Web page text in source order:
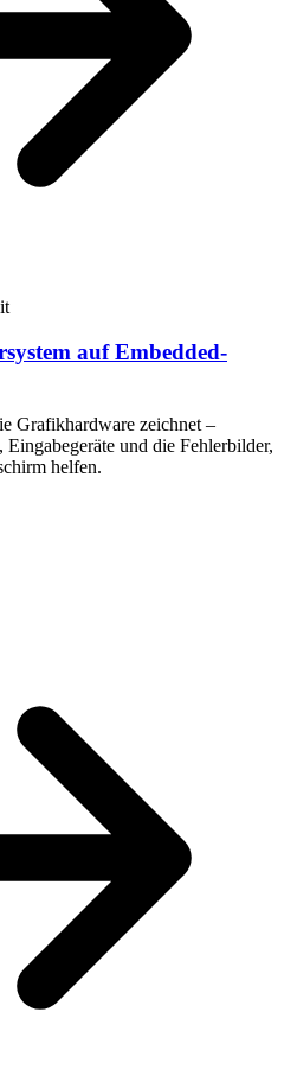
auf Embedded-
Grafikhardware zeichnet –
und die Fehlerbilder,
helfen.